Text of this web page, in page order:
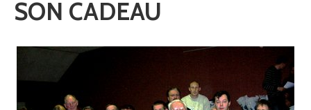
SON CADEAU